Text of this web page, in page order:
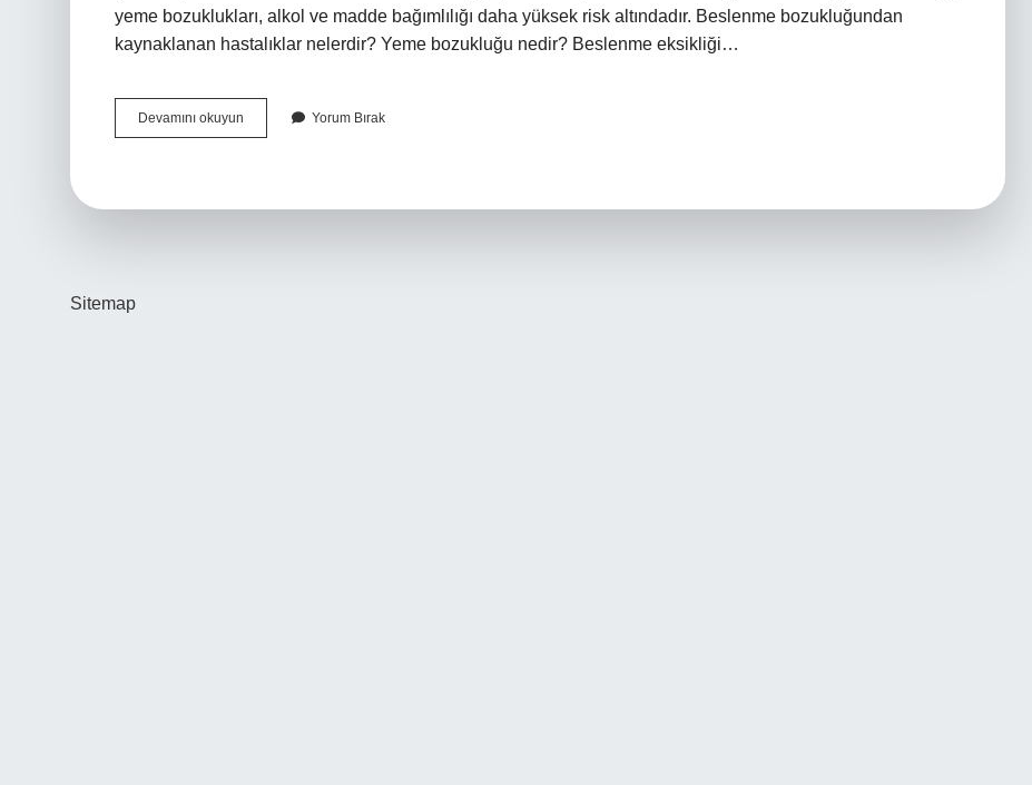
yeme bozuklukları, alkol ve madde bağımlılığı daha yüksek risk altındadır. Beslenme bozukluğundan
kaynaklanan hastalıklar nelerdir? Yeme bozukluğu nedir? Beslenme eksikliği…
Devamını okuyun Dünyadaki
En
Yorum Bırak
Sitemap